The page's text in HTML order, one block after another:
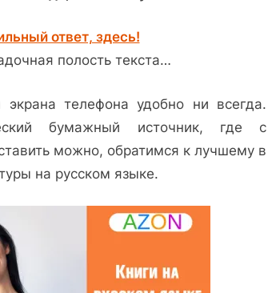
ответ, здесь!
полость текста…
телефона удобно ни всегда.
бумажный источник, где с
можно, обратимся к лучшему в
на русском языке.